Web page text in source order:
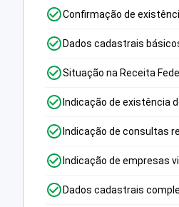
Confirmação de
Dados cadastrais
Situação na Receita
Indicação de existência
Indicação de consultas
Indicação de empresas
Dados cadastrais